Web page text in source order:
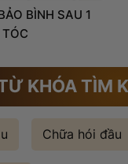
BÌNH SAU 1
KHÓA TÌM
Chữa hói đầu